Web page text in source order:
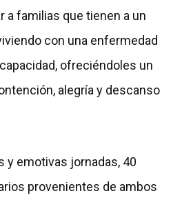
a familias que tienen a un
con una enfermedad
ofreciéndoles un
alegría y descanso
y emotivas jornadas, 40
provenientes de ambos